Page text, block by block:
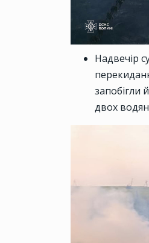
Надвечір
запобігли
двох